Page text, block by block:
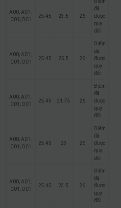
A00; A01;
C01; D01
25.45 23.5 26
Điểm
đã
được
quy
đổi
A00; A01;
C01; D01
25.45 25.5 26
Điểm
đã
được
quy
đổi
A00; A01;
C01; D01
25.45 21.75 26
Điểm
đã
được
quy
đổi
A00; A01;
C01; D01
25.45 23 26
Điểm
đã
được
quy
đổi
A00; A01;
C01; D01
25.45 23.5 26
Điểm
đã
được
quy
đổi